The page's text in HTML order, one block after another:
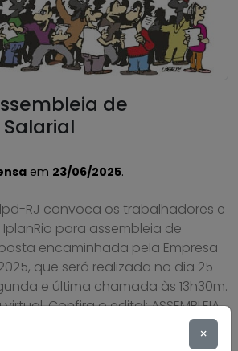
de
em 23/06/2025.
RJ convoca os trabalhadores e
para assembleia de
encaminhada pela Empresa
que será realizada no dia 25
e última chamada às 13h30m.
Confira o edital: ASSEMBLEIA
×